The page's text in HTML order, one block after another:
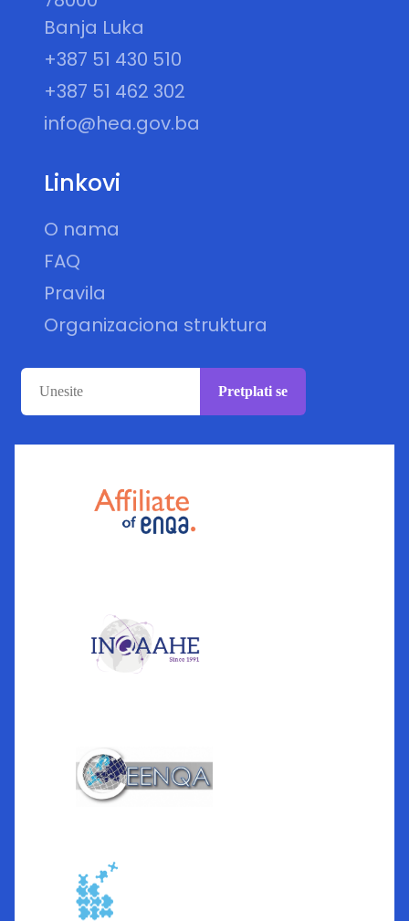
Banja Luka
+387 51 430 510
+387 51 462 302
info@hea.gov.ba
Linkovi
O nama
FAQ
Pravila
Organizaciona struktura
Pretplati se